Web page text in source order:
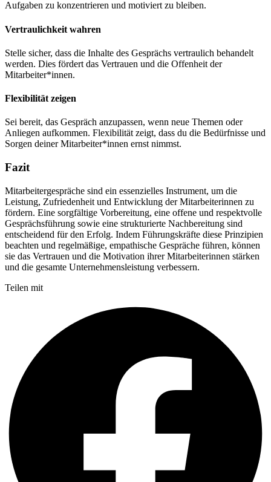
Aufgaben zu konzentrieren und motiviert zu bleiben.
Vertraulichkeit wahren
Stelle sicher, dass die Inhalte des Gesprächs vertraulich behandelt
werden. Dies fördert das Vertrauen und die Offenheit der
Mitarbeiter*innen.
Flexibilität zeigen
Sei bereit, das Gespräch anzupassen, wenn neue Themen oder
Anliegen aufkommen. Flexibilität zeigt, dass du die Bedürfnisse und
Sorgen deiner Mitarbeiter*innen ernst nimmst.
Fazit
Mitarbeitergespräche sind ein essenzielles Instrument, um die
Leistung, Zufriedenheit und Entwicklung der Mitarbeiterinnen zu
fördern. Eine sorgfältige Vorbereitung, eine offene und respektvolle
Gesprächsführung sowie eine strukturierte Nachbereitung sind
entscheidend für den Erfolg. Indem Führungskräfte diese Prinzipien
beachten und regelmäßige, empathische Gespräche führen, können
sie das Vertrauen und die Motivation ihrer Mitarbeiterinnen stärken
und die gesamte Unternehmensleistung verbessern.
Teilen mit